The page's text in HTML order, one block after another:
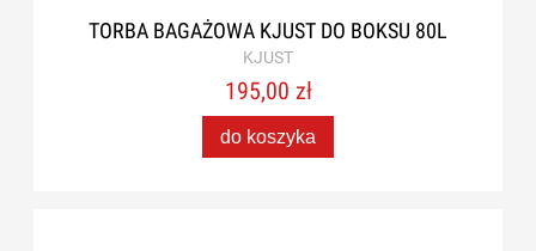
TORBA BAGAŻOWA KJUST DO BOKSU 80L
KJUST
195,00 zł
do koszyka